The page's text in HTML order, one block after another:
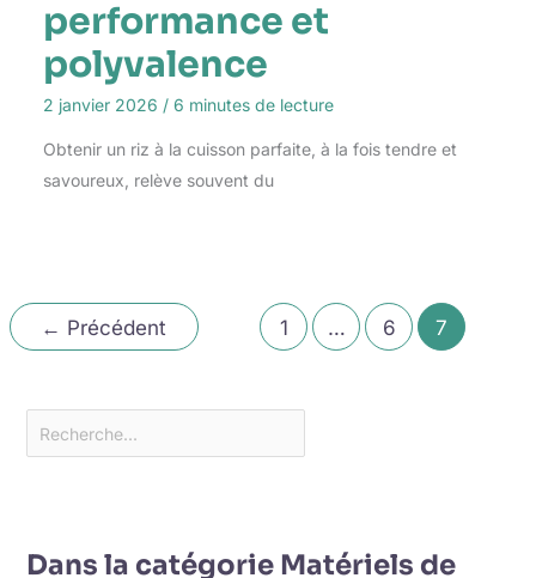
performance et
polyvalence
2 janvier 2026 / 6 minutes de lecture
Obtenir un riz à la cuisson parfaite, à la fois tendre et
savoureux, relève souvent du
← Précédent 1 … 6 7
Dans la catégorie Matériels de